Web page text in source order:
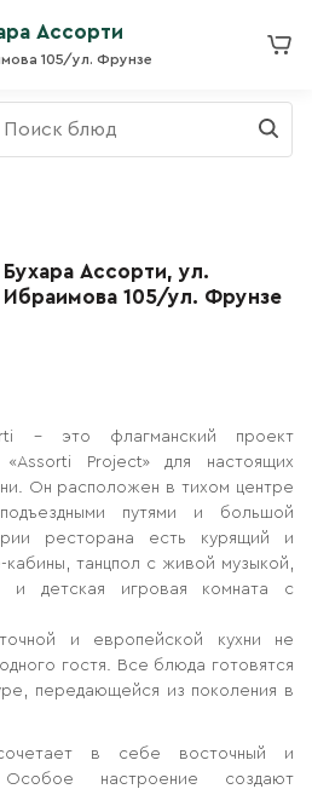
Ассорти
105/ул. Фрунзе
Бухара Ассорти, ул.
Ибраимова 105/ул. Фрунзе
- это флагманский проект
«Assorti Project» для настоящих
Он расположен в тихом центре
путями и большой
ресторана есть курящий и
танцпол с живой музыкой,
и детская игровая комната с
и европейской кухни не
гостя. Все блюда готовятся
передающейся из поколения в
в себе восточный и
настроение создают